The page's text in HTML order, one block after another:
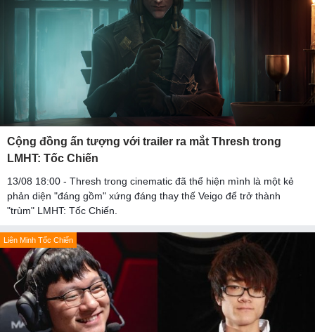
Cộng đồng ấn tượng với trailer ra mắt Thresh trong
LMHT: Tốc Chiến
13/08 18:00 - Thresh trong cinematic đã thể hiện mình là một kẻ
phản diện "đáng gồm" xứng đáng thay thế Veigo để trở thành
"trùm" LMHT: Tốc Chiến.
Liên Minh Tốc Chiến